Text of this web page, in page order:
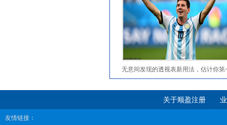
无意间发现的透视表新用法，估计你第
见到，再也不用写一堆公式了！
关于顺盈注册
友情链接：